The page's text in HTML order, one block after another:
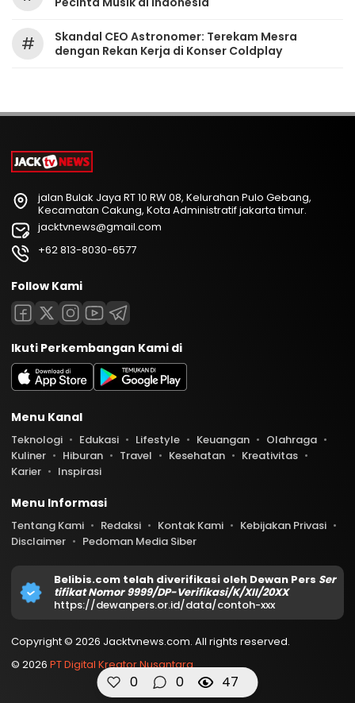
0 0 47
#
Skandal CEO Astronomer: Terekam Mesra
dengan Rekan Kerja di Konser Coldplay
jalan Bulak Jaya RT 10 RW 08, Kelurahan Pulo Gebang,
Kecamatan Cakung, Kota Administratif jakarta timur.
jacktvnews@gmail.com
+62 813-8030-6577
Follow Kami
Ikuti Perkembangan Kami di
Menu Kanal
Teknologi Edukasi Lifestyle Keuangan
Olahraga
Kuliner
Hiburan Travel Kesehatan
Kreativitas
Karier
Inspirasi
Menu Informasi
Tentang Kami Redaksi Kontak Kami
Kebijakan Privasi
Disclaimer
Pedoman Media Siber
Belibis.com telah diverifikasi oleh Dewan Pers Ser
tifikat Nomor 9999/DP-Verifikasi/K/XII/20XX
https://dewanpers.or.id/data/contoh-xxx
Copyright © 2026 Jacktvnews.com. All rights reserved.
© 2026 PT Digital Kreator Nusantara